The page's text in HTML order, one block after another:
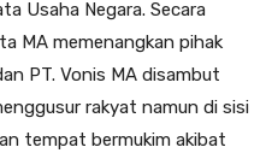
Usaha Negara. Secara
MA memenangkan pihak
PT. Vonis MA disambut
rakyat namun di sisi
tempat bermukim akibat